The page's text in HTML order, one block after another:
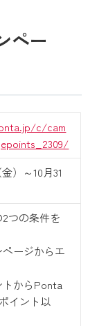
ペー
c/cam
）～10月31
つの条件を
ージからエ
からPonta
イント以